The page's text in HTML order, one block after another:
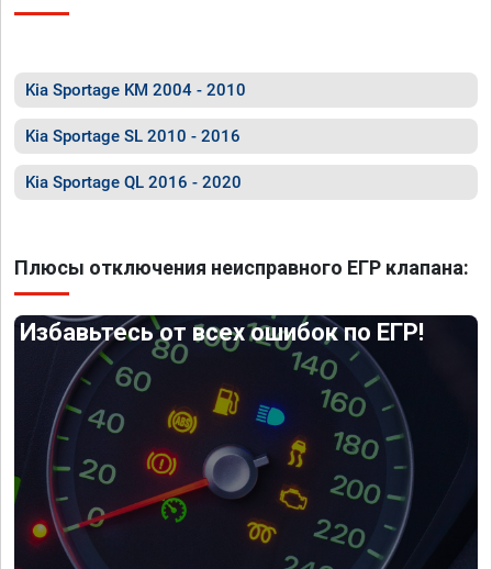
Kia Sportage KM 2004 - 2010
Kia Sportage SL 2010 - 2016
Kia Sportage QL 2016 - 2020
Плюсы отключения неисправного ЕГР клапана:
Избавьтесь от всех ошибок по ЕГР!